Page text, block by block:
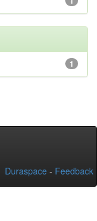
1
Duraspace - Feedback